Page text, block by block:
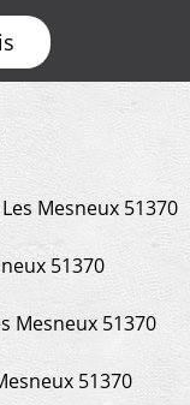
Mesneux 51370
51370
Mesneux 51370
51370